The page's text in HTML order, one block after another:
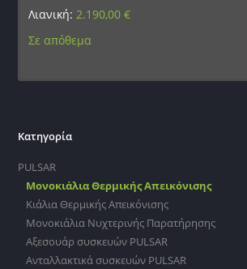
Λιανική:2.190,00€
Σε απόθεμα
Κατηγορία
PULSAR
Μονοκιάλια Θερμικής Απεικόνισης
Κιάλια Θερμικής Απεικόνισης
Μονοκιάλια Νυχτερινής Παρατήρησης
Αξεσουάρ συσκευών PULSAR
Ανταλλακτικά συσκευών PULSAR